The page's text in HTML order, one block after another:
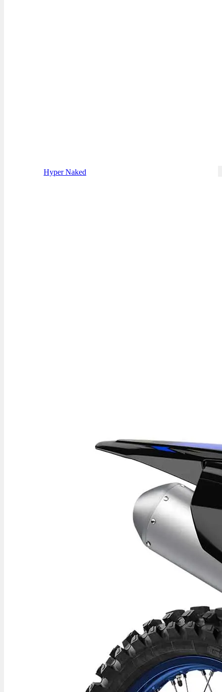
Hyper Naked